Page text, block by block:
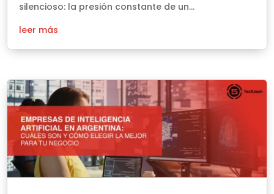
silencioso: la presión constante de un...
leer más